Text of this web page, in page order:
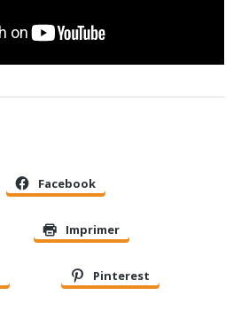
Facebook
Imprimer
Pinterest